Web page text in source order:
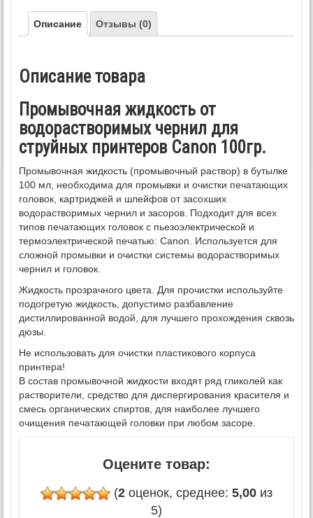
Описание Отзывы (0)
Описание товара
Промывочная жидкость от
водорастворимых чернил для
струйных принтеров Canon 100гр.
Промывочная жидкость (промывочный раствор) в бутылке
100 мл, необходима для промывки и очистки печатающих
головок, картриджей и шлейфов от засохших
водорастворимых чернил и засоров. Подходит для всех
типов печатающих головок с пьезоэлектрической и
термоэлектрической печатью: Canon. Используется для
сложной промывки и очистки системы водорастворимых
чернил и головок.
Жидкость прозрачного цвета. Для прочистки используйте
подогретую жидкость, допустимо разбавление
дистиллированной водой, для лучшего прохождения сквозь
дюзы.
Не использовать для очистки пластикового корпуса
принтера!
В состав промывочной жидкости входят ряд гликолей как
растворители, средство для диспергирования красителя и
смесь органических спиртов, для наиболее лучшего
очищения печатающей головки при любом засоре.
Оцените товар:
(2 оценок, среднее: 5,00 из
5)